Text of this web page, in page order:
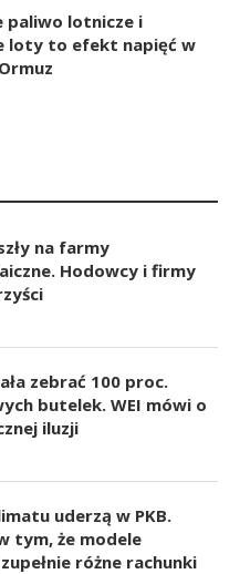
paliwo lotnicze i
loty to efekt napięć w
na farmy
Hodowcy i firmy
zebrać 100 proc.
butelek. WEI mówi o
iluzji
uderzą w PKB.
tym, że modele
różne rachunki